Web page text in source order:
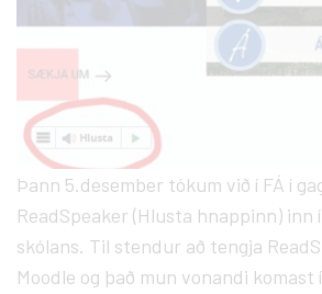
Þann 5.desember tókum við í FÁ í
ReadSpeaker (Hlusta hnappinn) inn
skólans. Til stendur að tengja
Moodle og það mun vonandi komast